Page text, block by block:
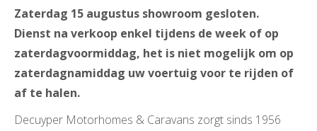
Zaterdag 15 augustus showroom gesloten.
Dienst na verkoop enkel tijdens de week of op
zaterdagvoormiddag, het is niet mogelijk om op
zaterdagnamiddag uw voertuig voor te rijden of
af te halen.
Decuyper Motorhomes & Caravans zorgt sinds 1956